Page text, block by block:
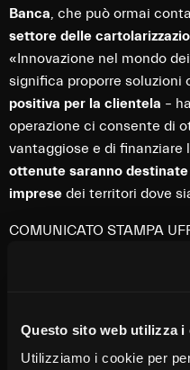
Questo sito web utilizza i
Utilizziamo i cookie per
Banca , che può ormai
settore delle
«Innovazione nel mondo
significa proporre soluzioni
positiva per la clientela –
operazione ci consente di
vantaggiose e di finanziare
ottenute saranno
imprese dei territori dove
COMUNICATO STAMPA